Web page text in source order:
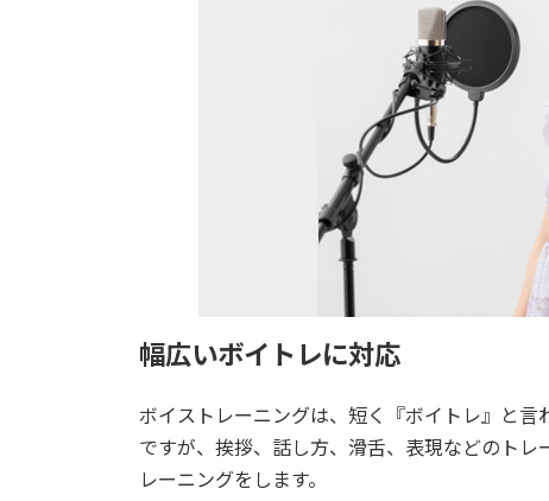
幅広いボイトレに対応
ボイストレーニングは、短く『ボイトレ』と
ですが、挨拶、話し方、滑舌、表現などのト
レーニングをします。